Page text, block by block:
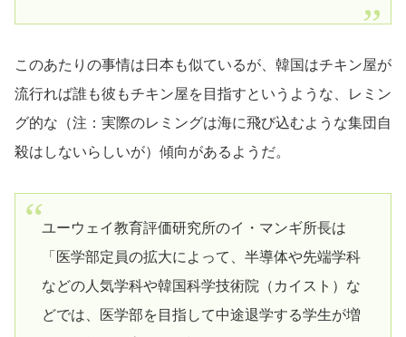
このあたりの事情は日本も似ているが、韓国はチキン屋が
流行れば誰も彼もチキン屋を目指すというような、レミン
グ的な（注：実際のレミングは海に飛び込むような集団自
殺はしないらしいが）傾向があるようだ。
ユーウェイ教育評価研究所のイ・マンギ所長は
「医学部定員の拡大によって、半導体や先端学科
などの人気学科や韓国科学技術院（カイスト）な
どでは、医学部を目指して中途退学する学生が増